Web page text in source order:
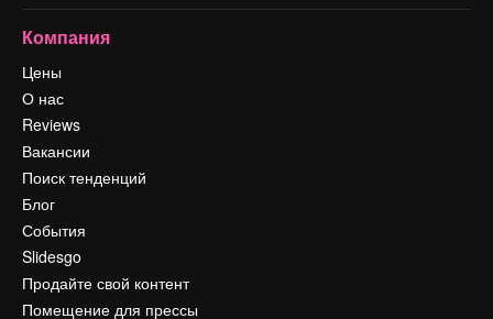
Компания
Цены
О нас
Reviews
Вакансии
Поиск тенденций
Блог
События
Slidesgo
Продайте свой контент
Помещение для прессы